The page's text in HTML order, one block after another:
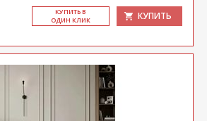
КУ­ПИТЬ В
ОДИН КЛИК
КУПИТЬ